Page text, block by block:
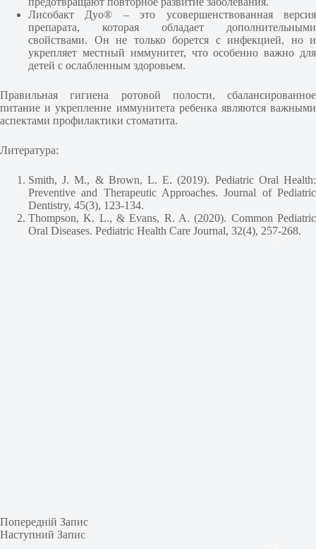
Лисобакт Дуо® – это усовершенствованная версия
препарата, которая обладает дополнительными
свойствами. Он не только борется с инфекцией, но и
укрепляет местный иммунитет, что особенно важно для
детей с ослабленным здоровьем.
Правильная гигиена ротовой полости, сбалансированное
питание и укрепление иммунитета ребенка являются важными
аспектами профилактики стоматита.
Литература:
Smith, J. M., & Brown, L. E. (2019). Pediatric Oral Health:
Preventive and Therapeutic Approaches. Journal of Pediatric
Dentistry, 45(3), 123-134.
Thompson, K. L., & Evans, R. A. (2020). Common Pediatric
Oral Diseases. Pediatric Health Care Journal, 32(4), 257-268.
Попередній Запис
Наступний Запис